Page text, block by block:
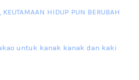
MERAH
semua. Hari ni 4 Zulhijjah 1444 Hijrah,
sejahtera semua. Lama betul che mat tak
HIDUP PUN BERUBAH
untuk kanak kanak dan kaki